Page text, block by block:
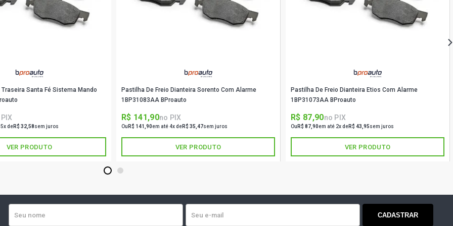
206 PRESENCE HATCH 1.6 16V FLEX (2003 - 2007)
2008)
206 PASSION HATCH 1.6 16V TU5JP4 GASOLINA
2007)
206 RALLYE HATCH 1.6 16V GASOLINA (2001 -
Santa Fé Sistema Mando
deR$ 32,58sem juros
VER PRODUTO
Pastilha De Freio Dianteira Sorento Com Alarme
1BP31083AA BProauto
R$ 141,90no PIX
Ou R$ 141,90em até 4x deR$ 35,47sem juros
VER PRODUTO
Pastilha De Freio Dianteira Etios Com Alarme
1BP31073AA BProauto
R$ 87,90no PIX
Ou R$ 87,90em até 2x deR$ 43,95sem juros
VER PRODUTO
1 2
CADASTRAR